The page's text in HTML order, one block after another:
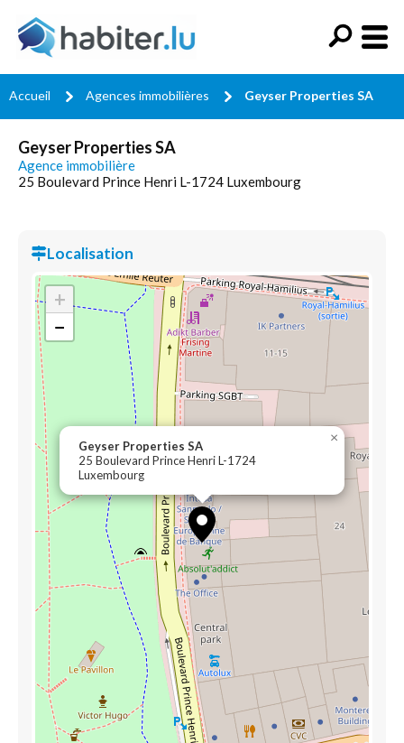
Accueil Agences immobilières Geyser Properties SA
Geyser Properties SA
Agence immobilière
25 Boulevard Prince Henri L-1724 Luxembourg
Localisation
Geyser Properties SA
25 Boulevard Prince Henri L-1724
Luxembourg
×
+
−